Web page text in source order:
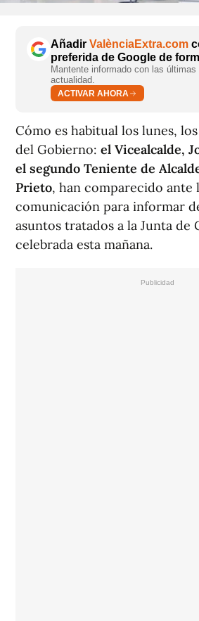
Añadir ValènciaExtra.com
preferida de Google de
Mantente informado con las
actualidad.
ACTIVAR AHORA
Cómo es habitual los lunes,
del Gobierno: el Vicealcalde,
el segundo Teniente de
Prieto, han comparecido ante
comunicación para informar
asuntos tratados a la Junta de
celebrada esta mañana.